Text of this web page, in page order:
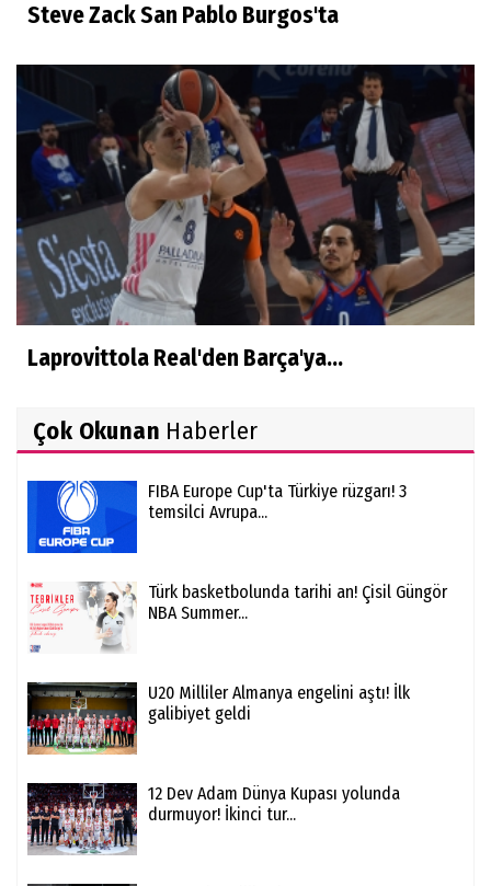
Steve Zack San Pablo Burgos'ta
Laprovittola Real'den Barça'ya...
Çok Okunan Haberler
FIBA Europe Cup'ta Türkiye rüzgarı! 3
temsilci Avrupa...
Türk basketbolunda tarihi an! Çisil Güngör
NBA Summer...
U20 Milliler Almanya engelini aştı! İlk
galibiyet geldi
12 Dev Adam Dünya Kupası yolunda
durmuyor! İkinci tur...